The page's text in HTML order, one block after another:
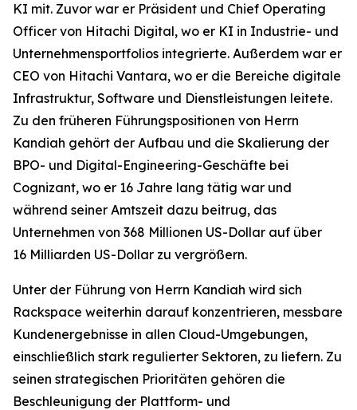
KI mit. Zuvor war er Präsident und Chief Operating
Officer von Hitachi Digital, wo er KI in Industrie- und
Unternehmensportfolios integrierte. Außerdem war er
CEO von Hitachi Vantara, wo er die Bereiche digitale
Infrastruktur, Software und Dienstleistungen leitete.
Zu den früheren Führungspositionen von Herrn
Kandiah gehört der Aufbau und die Skalierung der
BPO- und Digital-Engineering-Geschäfte bei
Cognizant, wo er 16 Jahre lang tätig war und
während seiner Amtszeit dazu beitrug, das
Unternehmen von 368 Millionen US-Dollar auf über
16 Milliarden US-Dollar zu vergrößern.
Unter der Führung von Herrn Kandiah wird sich
Rackspace weiterhin darauf konzentrieren, messbare
Kundenergebnisse in allen Cloud-Umgebungen,
einschließlich stark regulierter Sektoren, zu liefern. Zu
seinen strategischen Prioritäten gehören die
Beschleunigung der Plattform- und